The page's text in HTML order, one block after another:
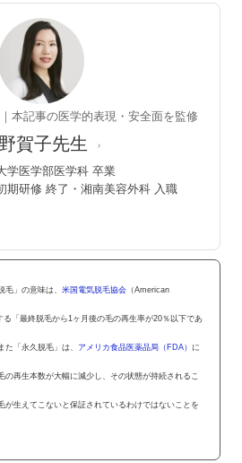
本記事の医学的表現・安全面を監修
賀子先生 ›
学医学部医学科 卒業
期研修 終了・湘南美容外科 入職
」の意味は、 米国電気脱毛協会（American
「最終脱毛から1ヶ月後の毛の再生率が20％以下であ
た「永久脱毛」は、 アメリカ食品医薬品局（FDA） に
の再生本数が大幅に減少し、その状態が持続されるこ
が生えてこないと保証されているわけではないことを